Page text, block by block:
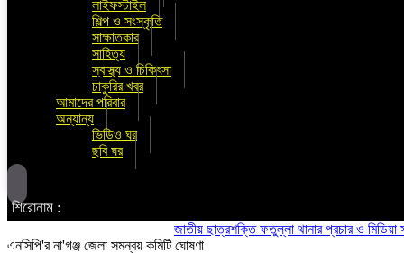
লাইফস্টাইল
শিল্প ও সংস্কৃতি
সাক্ষাতকার
সাহিত্য
স্বাস্থ্য ও চিকিৎসা
চাকুরির খবর
আমাদের পরিবার
অন্যান্য
ভিডিও ঘর
ছবি ঘর
শিরোনাম :
জাতীয় ছাত্রশক্তি ফতুল্লা থানার প্রচার ও মিডিয়া
এনসিপি'র না'গঞ্জ জেলা সমন্বয় কমিটি ঘোষণা